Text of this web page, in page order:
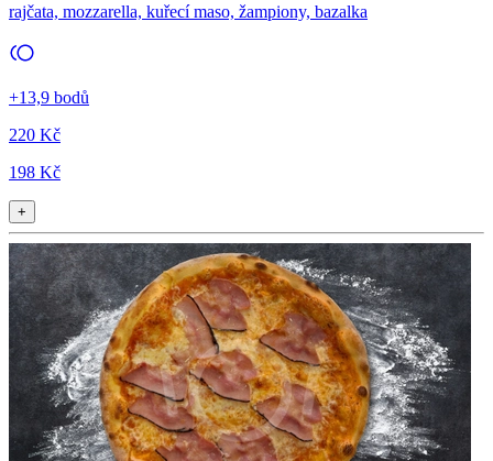
rajčata, mozzarella, kuřecí maso, žampiony, bazalka
+13,9 bodů
220 Kč
198 Kč
+